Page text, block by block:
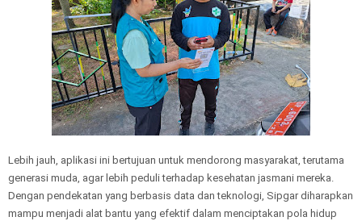
Lebih jauh, aplikasi ini bertujuan untuk mendorong masyarakat, terutama
generasi muda, agar lebih peduli terhadap kesehatan jasmani mereka.
Dengan pendekatan yang berbasis data dan teknologi, Sipgar diharapkan
mampu menjadi alat bantu yang efektif dalam menciptakan pola hidup